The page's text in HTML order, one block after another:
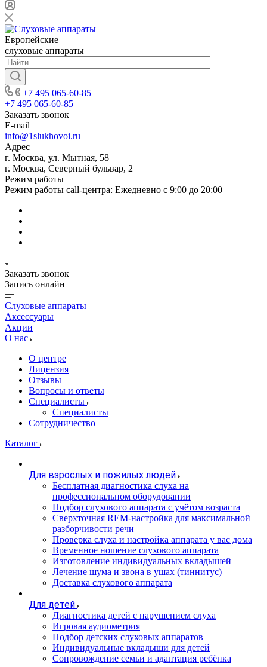
Европейские
слуховые аппараты
+7 495 065-60-85
+7 495 065-60-85
Заказать звонок
E-mail
info@1slukhovoi.ru
Адрес
г. Москва, ул. Мытная, 58
г. Москва, Северный бульвар, 2
Режим работы
Режим работы call-центра: Ежедневно с 9:00 до 20:00
Заказать звонок
Запись онлайн
Слуховые аппараты
Аксессуары
Акции
О нас
О центре
Лицензия
Отзывы
Вопросы и ответы
Специалисты
Специалисты
Сотрудничество
Каталог
Для взрослых и пожилых людей
Бесплатная диагностика слуха на
профессиональном оборудовании
Подбор слухового аппарата с учётом возраста
Сверхточная REM-настройка для максимальной
разборчивости речи
Проверка слуха и настройка аппарата у вас дома
Временное ношение слухового аппарата
Изготовление индивидуальных вкладышей
Лечение шума и звона в ушах (тиннитус)
Доставка слухового аппарата
Для детей
Диагностика детей с нарушением слуха
Игровая аудиометрия
Подбор детских слуховых аппаратов
Индивидуальные вкладыши для детей
Сопровождение семьи и адаптация ребёнка